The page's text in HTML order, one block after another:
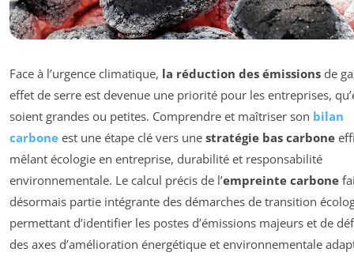
Face à l’urgence climatique, la réduction des émissions de
effet de serre est devenue une priorité pour les entreprises,
soient grandes ou petites. Comprendre et maîtriser son bilan
carbone est une étape clé vers une stratégie bas carbone
mêlant écologie en entreprise, durabilité et responsabilité
environnementale. Le calcul précis de l’empreinte carbone
désormais partie intégrante des démarches de transition
permettant d’identifier les postes d’émissions majeurs et de
des axes d’amélioration énergétique et environnementale